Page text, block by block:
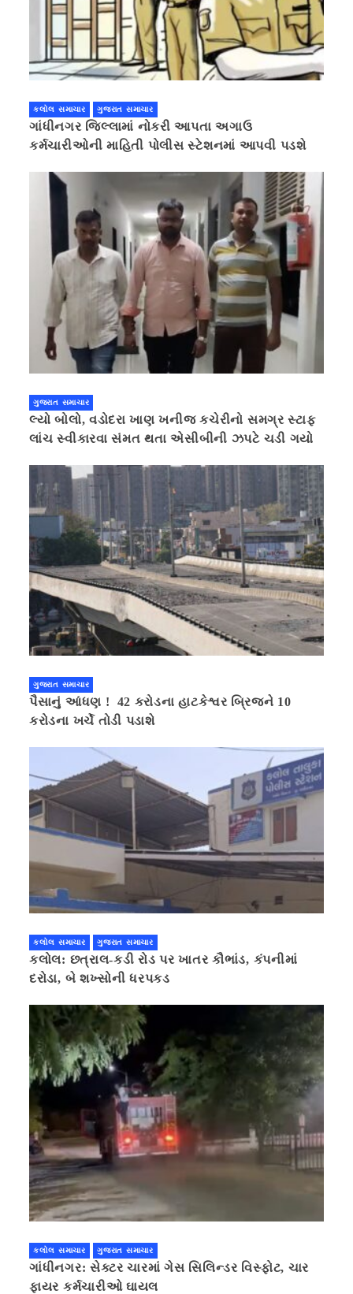
કલોલ સમાચાર ગુજરાત સમાચાર
ગાંધીનગર જિલ્લામાં નોકરી આપતા અગાઉ
કર્મચારીઓની માહિતી પોલીસ સ્ટેશનમાં આપવી પડશે
ગુજરાત સમાચાર
લ્યો બોલો, વડોદરા ખાણ ખનીજ કચેરીનો સમગ્ર સ્ટાફ
લાંચ સ્વીકારવા સંમત થતા એસીબીની ઝપટે ચડી ગયો
ગુજરાત સમાચાર
પૈસાનું આંધણ ! 42 કરોડના હાટકેશ્વર બ્રિજને 10
કરોડના ખર્ચે તોડી પડાશે
કલોલ સમાચાર ગુજરાત સમાચાર
કલોલ: છત્રાલ-કડી રોડ પર ખાતર કૌભાંડ, કંપનીમાં
દરોડા, બે શખ્સોની ધરપકડ
કલોલ સમાચાર ગુજરાત સમાચાર
ગાંધીનગર: સેક્ટર ચારમાં ગેસ સિલિન્ડર વિસ્ફોટ, ચાર
ફાયર કર્મચારીઓ ઘાયલ